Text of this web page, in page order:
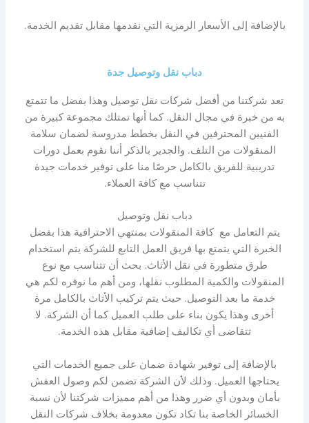
بالإضافة إلى الأسعار الرمزية التي نقدمها مقابل تقديم الخدمة.
دباب نقل وتوصيل جدة
تعد شركتنا من أفضل شركات نقل توصيل وهذا بفضل ما تتمتع
به من خبرة في مجال النقل. كما أنها تمتلك مجموعة كبيرة من
الفنيين المحترفين في النقل بخطط مدروسة لضمان سلامة
المنقولات من التلف. والجدير بالذكر أننا نقوم بعمل دورات
تدريبية للفريق بالكامل حرصًا منا على توفير خدمات جيدة
تتناسب مع كافة العملاء.
دباب نقل وتوصيل
يتم التعامل مع كافة المنقولات بمنتهي الاحترافية هذا بفضل
الخبرة التي يتمتع بها فريق العمل التابع للشركة يتم استخدام
طرق متطورة في نقل الأثاث. بحث أن تتناسب مع نوع
المنقولات والكمية المطلوب نقلها، ومن أهم ما نوفره لكم هي
خدمة ما بعد التوصيل. حيث يتم تركيب الأثاث بالكامل مرة
أخرى وهذا يكون بناء على طلب العميل كما أن الشركة. لا
تتقاضى أي تكاليف إضافية مقابل هذه الخدمة.
بالإضافة إلى توفير شهادة ضمان على جميع الخدمات التي
يحتاجها العميل. وذلك لأن الشركة تضمن لكم وصول العفش
بأمان وبدون أي ضرر وهذا من أهم مميزات شركتنا لأن نسبة
الخسائر الخاصة بنا تكاد تكون معدومة بخلاف شركات النقل